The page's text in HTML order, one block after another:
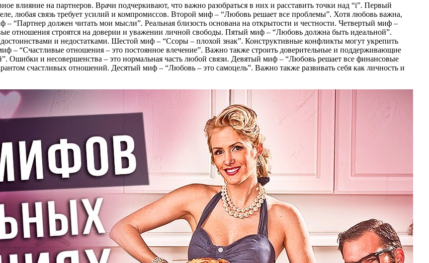
влияние на партнеров. Врачи подчеркивают, что важно разобраться в них и расставить точки над “i”. Первый
любая связь требует усилий и компромиссов. Второй миф – “Любовь решает все проблемы”. Хотя любовь важна,
“Партнер должен читать мои мысли”. Реальная близость основана на открытости и честности. Четвертый миф –
отношения строятся на доверии и уважении личной свободы. Пятый миф – “Любовь должна быть идеальной”.
и недостатками. Шестой миф – “Ссоры – плохой знак”. Конструктивные конфликты могут укрепить
– “Счастливые отношения – это постоянное влечение”. Важно также строить доверительные и поддерживающие
Ошибки и несовершенства – это нормальная часть любой связи. Девятый миф – “Любовь решает все финансовые
счастливых отношений. Десятый миф – “Любовь – это самоцель”. Важно также развивать себя как личность и